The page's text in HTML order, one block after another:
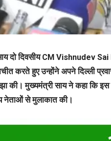
दो दिवसीय CM Vishnudev Sai
करते हुए उन्होंने अपने दिल्ली
की। मुख्यमंत्री साय ने कहा कि इस
नेताओं से मुलाकात की।